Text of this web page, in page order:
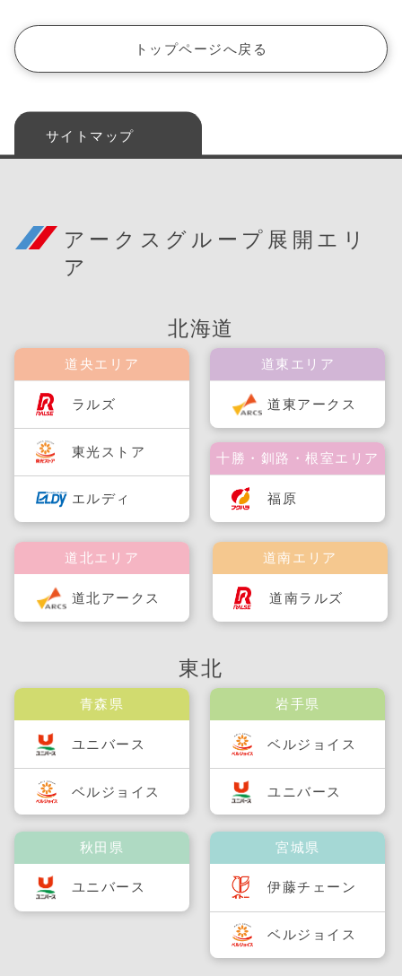
トップページへ戻る
サイトマップ
アークスグループ展開エリ
ア
北海道
道央エリア
ラルズ
東光ストア
エルディ
道南エリア
道南ラルズ
道北エリア
道北アークス
道東エリア
道東アークス
十勝・釧路・根室エリア
福原
東北
青森県
ユニバース
ベルジョイス
秋田県
ユニバース
岩手県
ベルジョイス
ユニバース
宮城県
伊藤チェーン
ベルジョイス